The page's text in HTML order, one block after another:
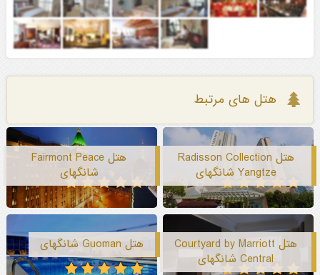
هتل های مرتبط
هتل Radisson Collection
Yangtze شانگهای
هتل Fairmont Peace
شانگهای
هتل Courtyard by Marriott
Central شانگهای
هتل Guoman شانگهای